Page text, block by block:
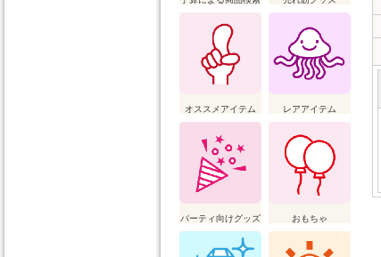
オススメアイテム レアアイテム
パーティ向けグッズ おもちゃ